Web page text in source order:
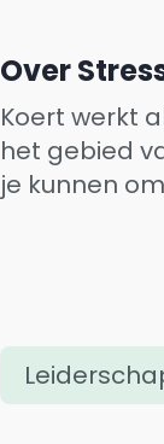
Over
Koert werkt
het gebied
je kunnen